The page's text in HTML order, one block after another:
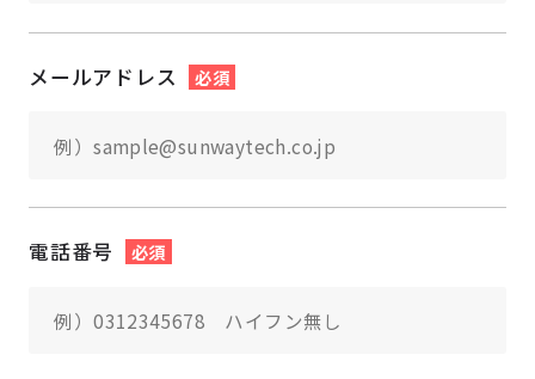
メールアドレス 必須
電話番号 必須